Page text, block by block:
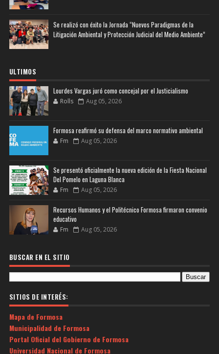
Se realizó con éxito la Jornada “Nuevos Paradigmas de la
Litigación Ambiental y Protección Judicial del Medio Ambiente”
ULTIMOS
Lourdes Vargas juró como concejal por el Justicialismo
Rolls Aug 05, 2026
Formosa reafirmó su defensa del marco normativo ambiental
Fm Aug 05, 2026
Se presentó oficialmente la nueva edición de la Fiesta Nacional
Del Pomelo en Laguna Blanca
Fm Aug 05, 2026
Recursos Humanos y el Politécnico Formosa firmaron convenio
educativo
Fm Aug 05, 2026
BUSCAR EN EL SITIO
SITIOS DE INTERÉS:
Mapa de Formosa
Municipalidad de Formosa
Portal Oficial del Gobierno de Formosa
Universidad Nacional de Formosa